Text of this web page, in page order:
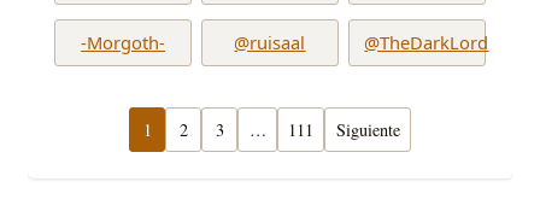
-Morgoth- @ruisaal @TheDarkLord
1 2 3 … 111 Siguiente